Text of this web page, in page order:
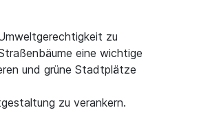
zu
eine wichtige
und grüne Stadtplätze
zu verankern.